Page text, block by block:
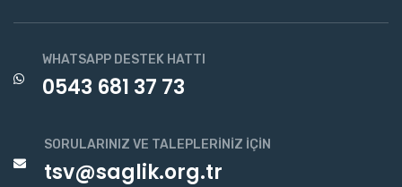
WHATSAPP DESTEK HATTI
0543 681 37 73
SORULARINIZ VE TALEPLERINIZ İÇIN
tsv@saglik.org.tr